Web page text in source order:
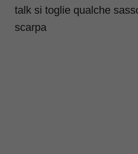
talk si toglie qualche
scarpa